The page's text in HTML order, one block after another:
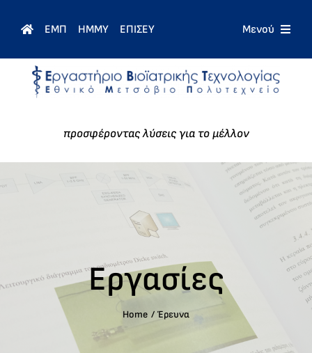
ΕΜΠ ΗΜΜΥ ΕΠΙΣΕΥ Μενού
Αρχή
Επικοινωνία
Ελληνικά
προσφέροντας λύσεις για το μέλλον
Εργασίες
Home Έρευνα